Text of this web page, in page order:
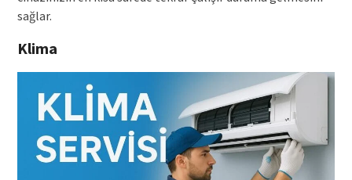
sağlar.
Klima